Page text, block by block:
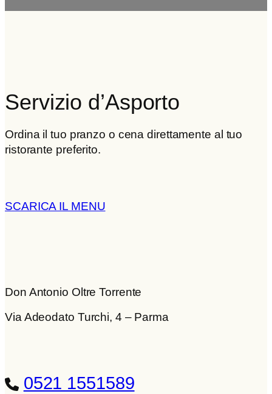
Servizio d’Asporto
Ordina il tuo pranzo o cena direttamente al tuo
ristorante preferito.
SCARICA IL MENU
Don Antonio Oltre Torrente
Via Adeodato Turchi, 4 – Parma
0521 1551589